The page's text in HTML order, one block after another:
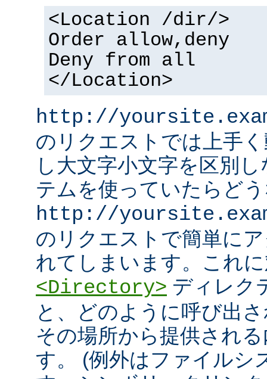
<Location /dir/>
Order allow,deny
Deny from all
</Location>
http://
のリクエストでは上手
し大文字小文字を区別
テムを使っていたらど
http://
のリクエストで簡単に
れてしまいます。これ
<Directory> ディレク
と、どのように呼び出
その場所から提供され
す。 (例外はファイルシ